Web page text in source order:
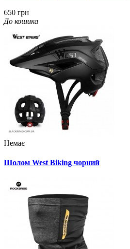
650 грн
До кошика
Немає
Шолом West Biking чорний